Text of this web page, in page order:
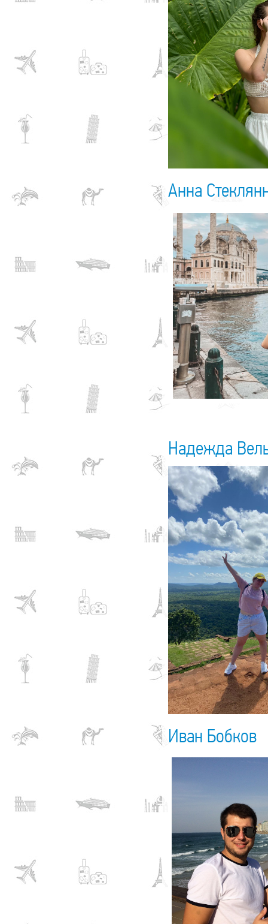
Анна
Надежда
Иван Бобков